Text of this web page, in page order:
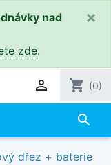
nad
zde.
×
 shopping_cart (0)
search
dřez + baterie